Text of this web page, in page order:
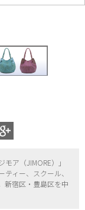
モア（JIMORE）」
ィー、
スクール、
新宿区・ 豊島区を中